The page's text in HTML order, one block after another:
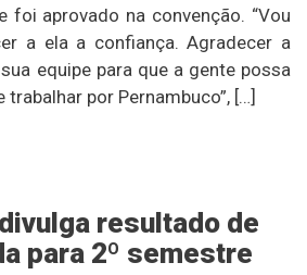
foi aprovado na convenção. “Vou
a ela a confiança. Agradecer a
equipe para que a gente possa
por Pernambuco”, […]
resultado de
para 2º semestre